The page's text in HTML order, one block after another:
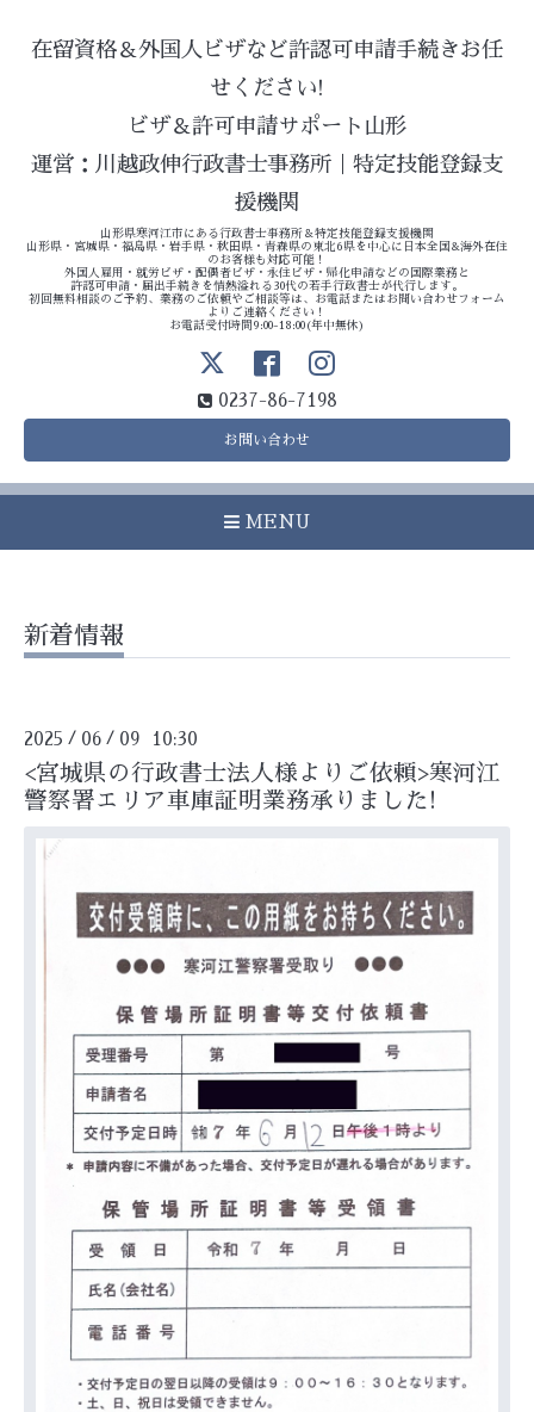
在留資格＆外国人ビザなど許認可申請手続きお任
せください!
ビザ＆許可申請サポート山形
運営：川越政伸行政書士事務所｜特定技能登録支
援機関
山形県寒河江市にある行政書士事務所＆特定技能登録支援機関
山形県・宮城県・福島県・岩手県・秋田県・青森県の東北6県を中心に日本全国&海外在住
のお客様も対応可能！
外国人雇用・就労ビザ・配偶者ビザ・永住ビザ・帰化申請などの国際業務と
許認可申請・届出手続きを情熱溢れる30代の若手行政書士が代行します。
初回無料相談のご予約、業務のご依頼やご相談等は、お電話またはお問い合わせフォーム
よりご連絡ください！
お電話受付時間9:00-18:00(年中無休)
0237-86-7198
お問い合わせ
MENU
新着情報
2025 / 06 / 09 10:30
<宮城県の行政書士法人様よりご依頼>寒河江
警察署エリア車庫証明業務承りました!